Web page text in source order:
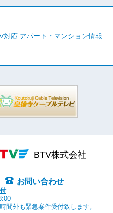
対応 アパート・マンション情報
BTV株式会社
お問い合わせ
間外も緊急案件受付致します。